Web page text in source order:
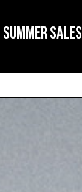
SUMMER SALES